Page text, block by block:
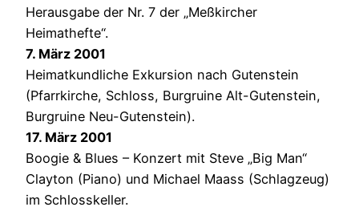
Herausgabe der Nr. 7 der „Meßkircher
Heimathefte“.
7. März 2001
Heimatkundliche Exkursion nach Gutenstein
(Pfarrkirche, Schloss, Burgruine Alt-Gutenstein,
Burgruine Neu-Gutenstein).
17. März 2001
Boogie & Blues – Konzert mit Steve „Big Man“
Clayton (Piano) und Michael Maass (Schlagzeug)
im Schlosskeller.